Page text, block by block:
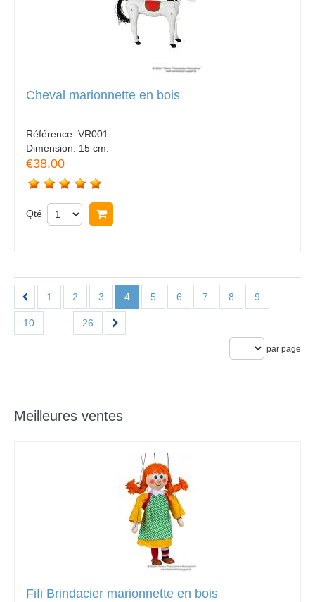
Cheval marionnette en bois
Référence: VR001
Dimension: 15 cm.
€38.00
Qté
1 2 3 4 5 6 7 8 9
10 26
par page
Meilleures ventes
Fifi Brindacier marionnette en bois